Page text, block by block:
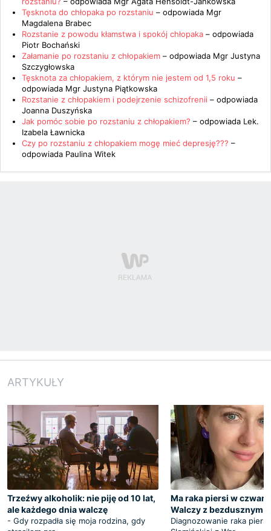
Tęsknota do chłopaka po rozstaniu – odpowiada Mgr
Magdalena Brabec
Rozstanie z powodu kłamstwa i spokój chłopaka – odpowiada
Piotr Bochański
Załamanie po rozstaniu z chłopakiem – odpowiada Mgr Justyna
Szczygłowska
Tęsknota za chłopakiem, z którym nie jestem od 1,5 roku –
odpowiada Mgr Justyna Piątkowska
Rozstanie z chłopakiem i podejrzenie schizofrenii – odpowiada
Joanna Duszyńska
Jak pomóc sobie po rozstaniu z chłopakiem? – odpowiada Lek.
Izabela Ławnicka
Czy po rozstaniu z chłopakiem mogę mieć depresję??? –
odpowiada Paulina Witek
ARTYKUŁY
Trzeźwy alkoholik: nie piję od 10 lat,
ale każdego dnia walczę
- Gdy rozpadła się moja rodzina, gdy
Ma raka piersi w
Walczy z bezdusznym
Diagnozowanie raka piersi